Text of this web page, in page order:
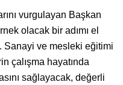
vurgulayan Başkan
olacak bir adımı el
Sanayi ve mesleki eğitimi
çalışma hayatında
sağlayacak, değerli